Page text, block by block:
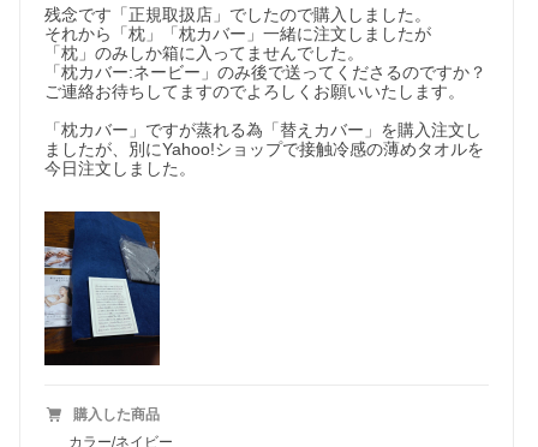
残念です「正規取扱店」でしたので購入しました。
それから「枕」「枕カバー」一緒に注文しましたが
「枕」のみしか箱に入ってませんでした。
「枕カバー:ネービー」のみ後で送ってくださるのですか？
ご連絡お待ちしてますのでよろしくお願いいたします。
「枕カバー」ですが蒸れる為「替えカバー」を購入注文し
ましたが、別にYahoo!ショップで接触冷感の薄めタオルを
今日注文しました。
購入した商品
カラー/ネイビー